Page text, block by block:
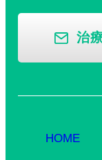
治
HOME